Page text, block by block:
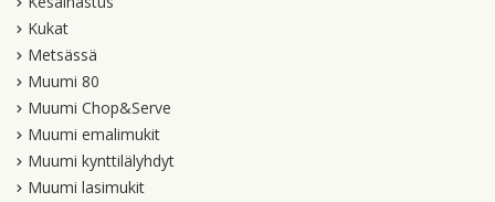
Kukat
Metsässä
Muumi 80
Muumi Chop&Serve
Muumi emalimukit
Muumi kynttilälyhdyt
Muumi lasimukit